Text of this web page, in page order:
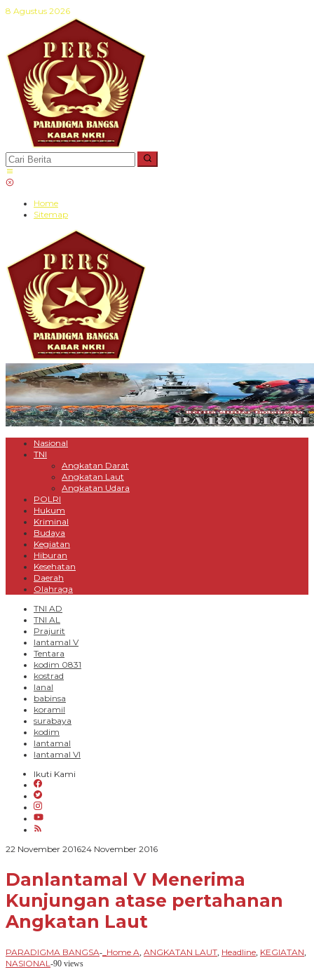
Lewati
8 Agustus 2026
Home
Sitemap
Nasional
TNI
Angkatan Darat
Angkatan Laut
Angkatan Udara
POLRI
Hukum
Kriminal
Budaya
Kegiatan
Hiburan
Kesehatan
Daerah
Olahraga
TNI AD
TNI AL
Prajurit
lantamal V
Tentara
kodim 0831
kostrad
lanal
babinsa
koramil
surabaya
kodim
lantamal
lantamal VI
Ikuti Kami
22 November 201624 November 2016oleh
Danlantamal V Menerima
Kunjungan atase pertahanan
Angkatan Laut
PARADIGMA BANGSA- _Home A, ANGKATAN LAUT, Headline, KEGIATAN,
NASIONAL -90 views